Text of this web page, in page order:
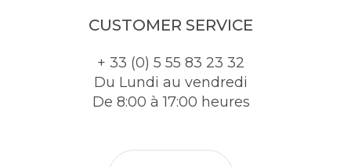
CUSTOMER SERVICE
+ 33 (0) 5 55 83 23 32
Du Lundi au vendredi
De 8:00 à 17:00 heures